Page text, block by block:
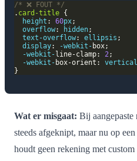
/* ❌ FOUT */
. card-title
height : 60px
overflow: hidden
text-overflow: ellipsis
display: -webkit-
-webkit- line-clamp: 2
-webkit- box-orient: vertical
Wat er misgaat: Bij aangepaste
steeds afgeknipt, maar nu op
houdt geen rekening met custom